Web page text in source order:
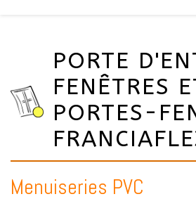
PORTE
FENÊTRES
PORTES-
Menuiseries PVC